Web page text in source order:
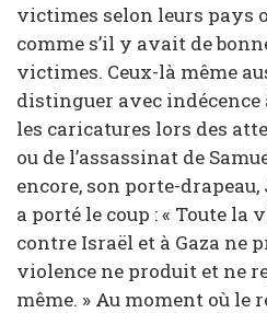
victimes selon leurs pays
comme s’il y avait de
victimes. Ceux-là même
distinguer avec indécence
les caricatures lors des
ou de l’assassinat de
encore, son porte-
a porté le coup : « Toute la
contre Israël et à Gaza ne
violence ne produit et ne
même. » Au moment où le